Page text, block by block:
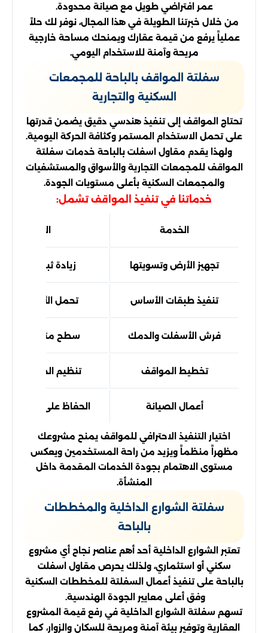
عمر افتراضي طويل مع صيانة محدودة.
من خلال خبرتنا الطويلة في هذا المجال، نوفر لك حلاً
عملياً يرفع من قيمة عقارك ويمنحك مساحة خارجية
مريحة وآمنة للاستخدام اليومي.
سفلتة المواقف بالباحة للمجمعات
السكنية والتجارية
تحتاج المواقف إلى تنفيذ هندسي دقيق يضمن قدرتها
على تحمل الاستخدام المستمر وكثافة الحركة اليومية.
ولهذا يقدم مقاول اسفلت بالباحة خدمات سفلتة
المواقف للمجمعات التجارية والأسواق والمستشفيات
والمجمعات السكنية بأعلى مستويات الجودة.
خدماتنا في تنفيذ المواقف تشمل:
الخدمة الفائدة
تجهيز الأرض وتسويتها زيادة ثبات
تنفيذ طبقات الأساس تحمل الأوزان
فرش الأسفلت والدمك سطح متين
تخطيط المواقف تنظيم الحركة
أعمال الصيانة الحفاظ على جودة
اختيار التنفيذ الاحترافي للمواقف يمنح مشروعك
مظهراً منظماً ويزيد من راحة المستخدمين ويعكس
مستوى الاهتمام بجودة الخدمات المقدمة داخل
المنشأة.
سفلتة الشوارع الداخلية والمخططات
بالباحة
تعتبر الشوارع الداخلية أحد أهم عناصر نجاح أي مشروع
سكني أو استثماري، ولذلك يحرص مقاول اسفلت
بالباحة على تنفيذ أعمال السفلتة للمخططات السكنية
وفق أعلى معايير الجودة الهندسية.
تسهم سفلتة الشوارع الداخلية في رفع قيمة المشروع
العقارية وتوفير بيئة آمنة ومريحة للسكان والزوار، كما